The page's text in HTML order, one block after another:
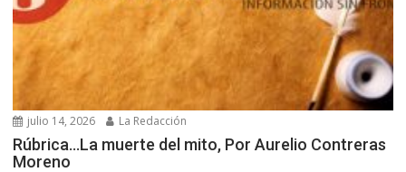
julio 14, 2026 La Redacción
Rúbrica…La muerte del mito, Por Aurelio Contreras
Moreno